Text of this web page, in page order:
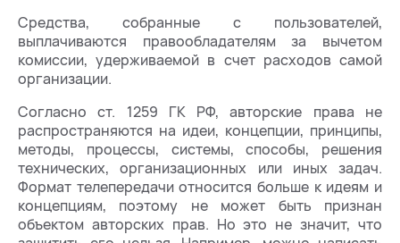
Средства, собранные с пользователей,
выплачиваются правообладателям за вычетом
комиссии, удерживаемой в счет расходов самой
организации.
Согласно ст. 1259 ГК РФ, авторские права не
распространяются на идеи, концепции, принципы,
методы, процессы, системы, способы, решения
технических, организационных или иных задач.
Формат телепередачи относится больше к идеям и
концепциям, поэтому не может быть признан
объектом авторских прав. Но это не значит, что